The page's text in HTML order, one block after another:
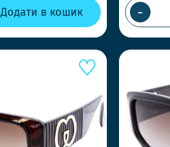
Додати в кошик -